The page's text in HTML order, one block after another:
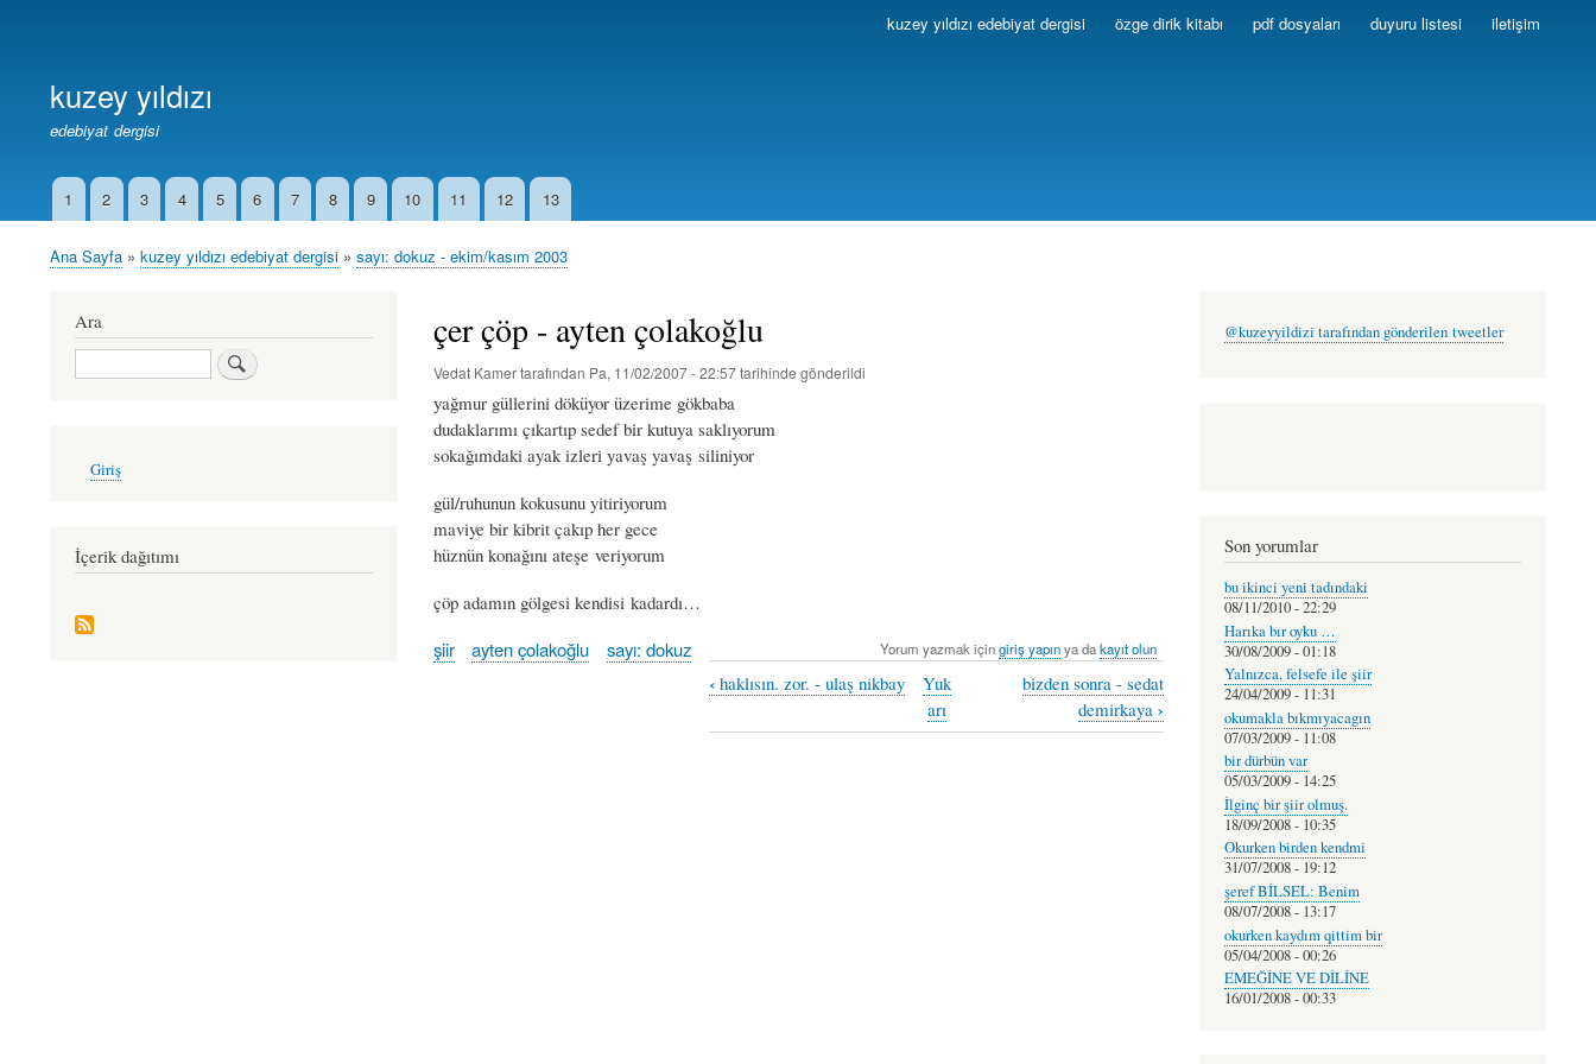
kuzey yıldızı edebiyat dergisi özge dirik kitabı pdf dosyaları duyuru listesi iletişim
kuzey yıldızı
edebiyat dergisi
İkincil1 2 3 4 5 6 7 8 9 10 11 12 13
Sayfa
Ana Sayfa kuzey yıldızı edebiyat dergisi sayı: dokuz - ekim/kasım 2003
çer çöp - ayten çolakoğlu
Vedat Kamertarafından Pa, 11/02/2007 - 22:57tarihinde gönderildi
yağmur güllerini döküyor üzerime gökbaba
dudaklarımı çıkartıp sedef bir kutuya saklıyorum
sokağımdaki ayak izleri yavaş yavaş siliniyor
gül/ruhunun kokusunu yitiriyorum
maviye bir kibrit çakıp her gece
hüznün konağını ateşe veriyorum
çöp adamın gölgesi kendisi kadardı…
şiir ayten çolakoğlu sayı: dokuz Yorum yazmak içingiriş yapınya dakayıt olun
‹ haklısın. zor. - ulaş nikbay
Yuk
arı
bizden sonra - sedat
demirkaya ›
Ara
Ara
account
Giriş
İçerik dağıtımı
@kuzeyyildizi tarafından gönderilen tweetler
Son yorumlar
bu ikinci yeni tadındaki
08/11/2010 - 22:29
Harıka bır oyku …
30/08/2009 - 01:18
Yalnızca, felsefe ile şiir
24/04/2009 - 11:31
okumakla bıkmıyacagın
07/03/2009 - 11:08
bir dürbün var
05/03/2009 - 14:25
İlginç bir şiir olmuş.
18/09/2008 - 10:35
Okurken birden kendmi
31/07/2008 - 19:12
şeref BİLSEL: Benim
08/07/2008 - 13:17
okurken kaydım qittim bir
05/04/2008 - 00:26
EMEĞİNE VE DİLİNE
16/01/2008 - 00:33